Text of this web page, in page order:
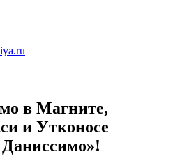
в Магните,
и Утконосе
Даниссимо»!